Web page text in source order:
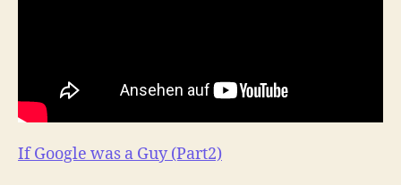
If Google was a Guy (Part2)